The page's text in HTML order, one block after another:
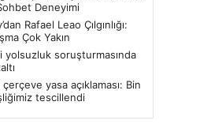
Deneyimi
Rafael Leao Çılgınlığı:
Çok Yakın
yolsuzluk soruşturmasında
çerçeve yasa açıklaması: Bin
tescillendi